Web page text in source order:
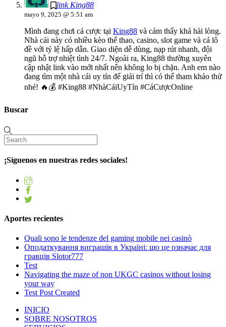
link King88
mayo 9, 2025 @ 5:51 am
Mình đang chơi cá cược tại King88 và cảm thấy khá hài lòng.
Nhà cái này có nhiều kèo thể thao, casino, slot game và cả lô
đề với tỷ lệ hấp dẫn. Giao diện dễ dùng, nạp rút nhanh, đội
ngũ hỗ trợ nhiệt tình 24/7. Ngoài ra, King88 thường xuyên
cập nhật link vào mới nhất nên không lo bị chặn. Anh em nào
đang tìm một nhà cái uy tín để giải trí thì có thể tham khảo thử
nhé! 🔥💰 #King88 #NhàCáiUyTín #CáCượcOnline
Buscar
¡Síguenos en nuestras redes sociales!
Aportes recientes
Quali sono le tendenze del gaming mobile nei casinò
Оподаткування виграшів в Україні: що це означає для
гравців Slotor777
Test
Navigating the maze of non UKGC casinos without losing
your way
Test Post Created
INICIO
SOBRE NOSOTROS